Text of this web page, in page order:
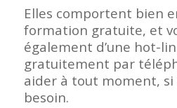
Elles comportent bien
formation gratuite, et
également d’une hot-
gratuitement par
aider à tout moment, si
besoin.